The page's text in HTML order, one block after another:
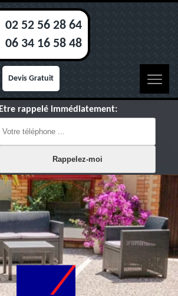
02 52 56 28 64
06 34 16 58 48
Devis Gratuit
Etre rappelé immédiatement: